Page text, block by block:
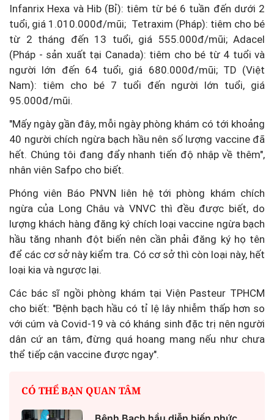
Infanrix Hexa và Hib (Bỉ): tiêm từ bé 6 tuần đến dưới 2
tuổi, giá 1.010.000đ/mũi; Tetraxim (Pháp): tiêm cho bé
từ 2 tháng đến 13 tuổi, giá 555.000đ/mũi; Adacel
(Pháp - sản xuất tại Canada): tiêm cho bé từ 4 tuổi và
người lớn đến 64 tuổi, giá 680.000đ/mũi; TD (Việt
Nam): tiêm cho bé 7 tuổi đến người lớn tuổi, giá
95.000đ/mũi.
"Mấy ngày gần đây, mỗi ngày phòng khám có tới khoảng
40 người chích ngừa bạch hầu nên số lượng vaccine đã
hết. Chúng tôi đang đẩy nhanh tiến độ nhập về thêm",
nhân viên Safpo cho biết.
Phóng viên Báo PNVN liên hệ tới phòng khám chích
ngừa của Long Châu và VNVC thì đều được biết, do
lượng khách hàng đăng ký chích loại vaccine ngừa bạch
hầu tăng nhanh đột biến nên cần phải đăng ký họ tên
để các cơ sở này kiểm tra. Có cơ sở thì còn loại này, hết
loại kia và ngược lại.
Các bác sĩ ngồi phòng khám tại Viện Pasteur TPHCM
cho biết: "Bệnh bạch hầu có tỉ lệ lây nhiễm thấp hơn so
với cúm và Covid-19 và có kháng sinh đặc trị nên người
dân cứ an tâm, đừng quá hoang mang nếu như chưa
thể tiếp cận vaccine được ngay".
CÓ THỂ BẠN QUAN TÂM